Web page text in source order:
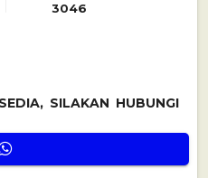
3046
SILAKAN HUBUNGI